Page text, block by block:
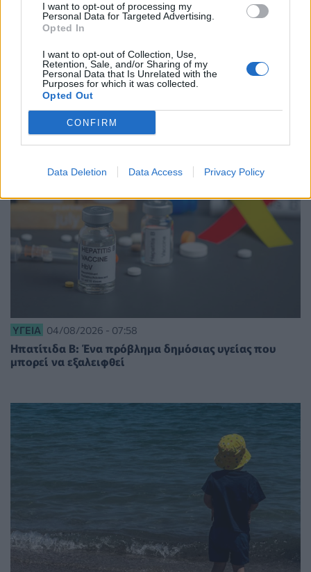
I want to opt-out of processing my
Personal Data for Targeted Advertising.
Opted In
I want to opt-out of Collection, Use,
Retention, Sale, and/or Sharing of my
Personal Data that Is Unrelated with the
Purposes for which it was collected.
Opted Out
CONFIRM
Data Deletion Data Access Privacy Policy
06/08/2026 - 21:22
ΕΟΔΥ: Σε ύφεση κορονοϊός, γρίπη και RSV με μόλις
επτά νέες εισαγωγές για κάθε ιό
ΥΓΕΊΑ 04/08/2026 - 07:58
Ηπατίτιδα Β: Ένα πρόβλημα δημόσιας υγείας που
μπορεί να εξαλειφθεί